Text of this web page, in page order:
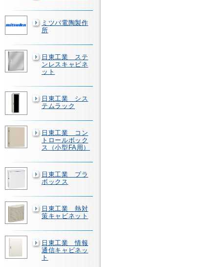
ミツバ電陶製作
所
日東工業 ステ
ンレスキャビネ
ット
日東工業 シス
テムラック
日東工業 コン
トロールボック
ス（小型FA用）
日東工業 プラ
ボックス
日東工業 熱対
策キャビネット
日東工業 情報
通信キャビネッ
ト